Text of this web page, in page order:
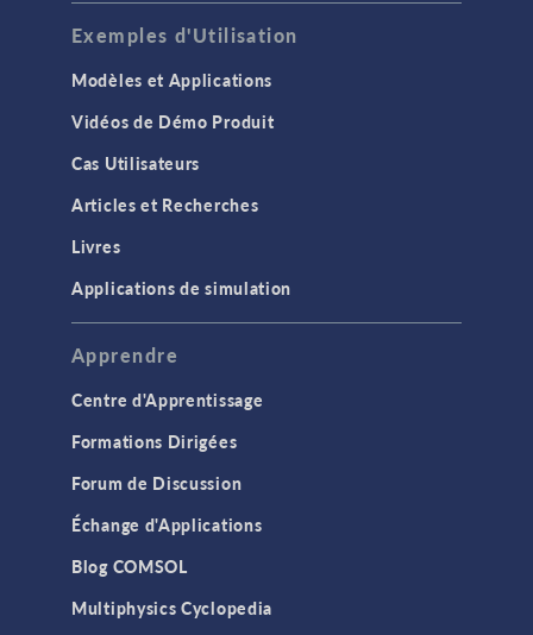
Exemples d'Utilisation
Modèles et Applications
Vidéos de Démo Produit
Cas Utilisateurs
Articles et Recherches
Livres
Applications de simulation
Apprendre
Centre d'Apprentissage
Formations Dirigées
Forum de Discussion
Échange d'Applications
Blog COMSOL
Multiphysics Cyclopedia